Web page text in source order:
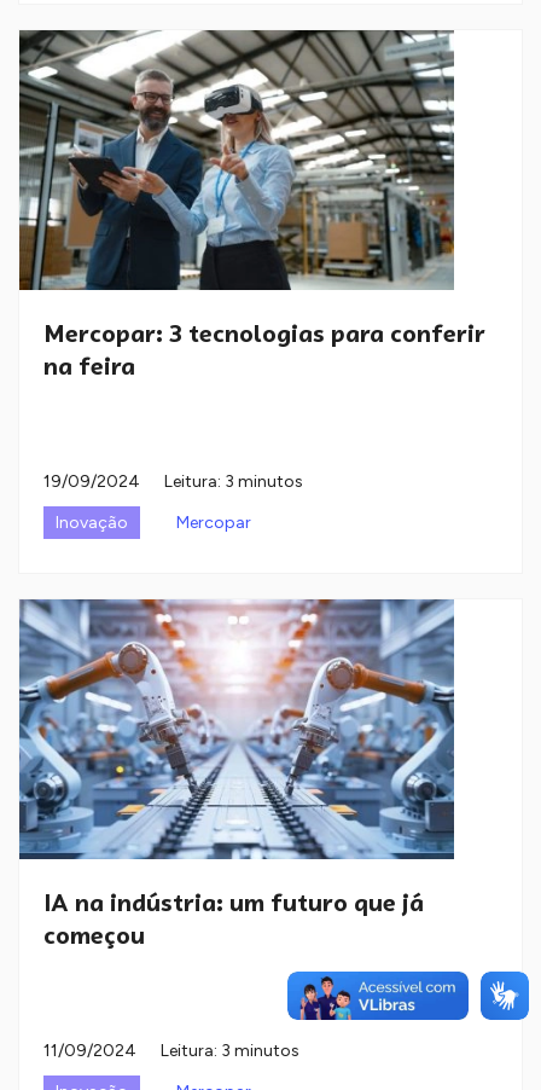
Mercopar: 3 tecnologias para conferir
na feira
19/09/2024
Leitura: 3 minutos
Inovação
Mercopar
IA na indústria: um futuro que já
começou
11/09/2024
Leitura: 3 minutos